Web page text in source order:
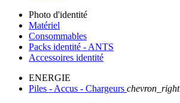
Photo d'identité
Matériel
Consommables
Packs identité - ANTS
Accessoires identité
ENERGIE
Piles - Accus - Chargeurs chevron_right